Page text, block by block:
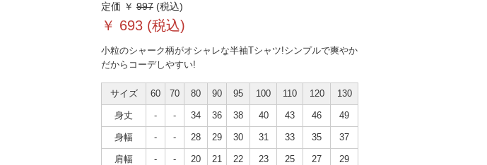
定価 ￥ 997 (税込)
￥ 693 (税込)
小粒のシャーク柄がオシャレな半袖Tシャツ!シンプルで爽やか
だからコーデしやすい!
サイズ 60 70 80 90 95 100 110 120 130
身丈 - - 34 36 38 40 43 46 49
身幅 - - 28 29 30 31 33 35 37
肩幅 - - 20 21 22 23 25 27 29